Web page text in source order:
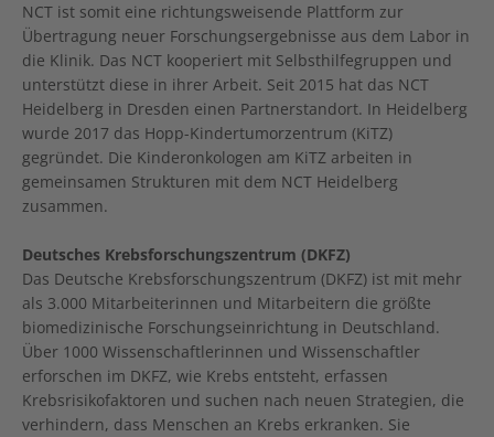
NCT ist somit eine richtungsweisende Plattform zur
Übertragung neuer Forschungsergebnisse aus dem Labor in
die Klinik. Das NCT kooperiert mit Selbsthilfegruppen und
unterstützt diese in ihrer Arbeit. Seit 2015 hat das NCT
Heidelberg in Dresden einen Partnerstandort. In Heidelberg
wurde 2017 das Hopp-Kindertumorzentrum (KiTZ)
gegründet. Die Kinderonkologen am KiTZ arbeiten in
gemeinsamen Strukturen mit dem NCT Heidelberg
zusammen.
Deutsches Krebsforschungszentrum (DKFZ)
Das Deutsche Krebsforschungszentrum (DKFZ) ist mit mehr
als 3.000 Mitarbeiterinnen und Mitarbeitern die größte
biomedizinische Forschungseinrichtung in Deutschland.
Über 1000 Wissenschaftlerinnen und Wissenschaftler
erforschen im DKFZ, wie Krebs entsteht, erfassen
Krebsrisikofaktoren und suchen nach neuen Strategien, die
verhindern, dass Menschen an Krebs erkranken. Sie